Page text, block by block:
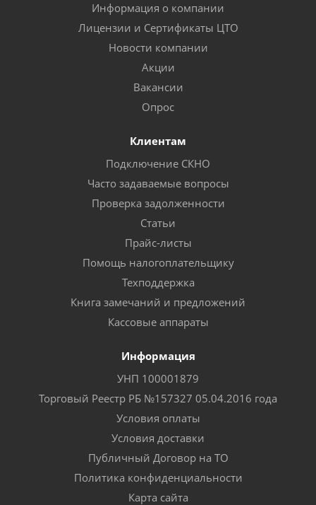
Информация о компании
Лицензии и Сертификаты ЦТО
Новости компании
Акции
Вакансии
Опрос
Клиентам
Подключение СКНО
Часто задаваемые вопросы
Проверка задолженности
Статьи
Прайс-листы
Помощь налогоплательщику
Техподдержка
Книга замечаний и предложений
Кассовые аппараты
Информация
УНП 100001879
Торговый Реестр РБ №157327 05.04.2016 года
Условия оплаты
Условия доставки
Публичный Договор на ТО
Политика конфиденциальности
Карта сайта